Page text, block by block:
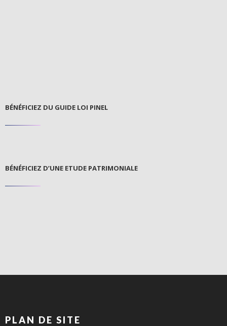
BÉNÉFICIEZ DU GUIDE LOI PINEL
BÉNÉFICIEZ D’UNE ETUDE PATRIMONIALE
PLAN DE SITE